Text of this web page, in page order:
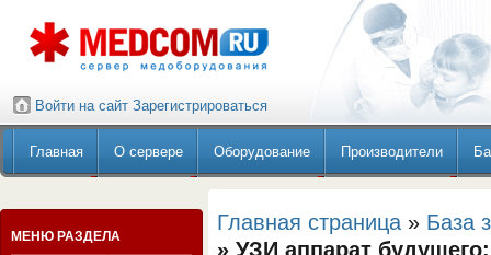
Войти на сайт Зарегистрироваться
Главная О сервере Оборудование Производители
МЕНЮ РАЗДЕЛА
Главная страница » База
» УЗИ аппарат